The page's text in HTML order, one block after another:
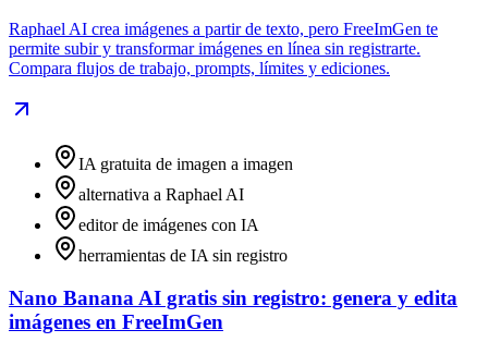
Raphael AI crea imágenes a partir de texto, pero FreeImGen te
permite subir y transformar imágenes en línea sin registrarte.
Compara flujos de trabajo, prompts, límites y ediciones.
IA gratuita de imagen a imagen
alternativa a Raphael AI
editor de imágenes con IA
herramientas de IA sin registro
Nano Banana AI gratis sin registro: genera y edita
imágenes en FreeImGen